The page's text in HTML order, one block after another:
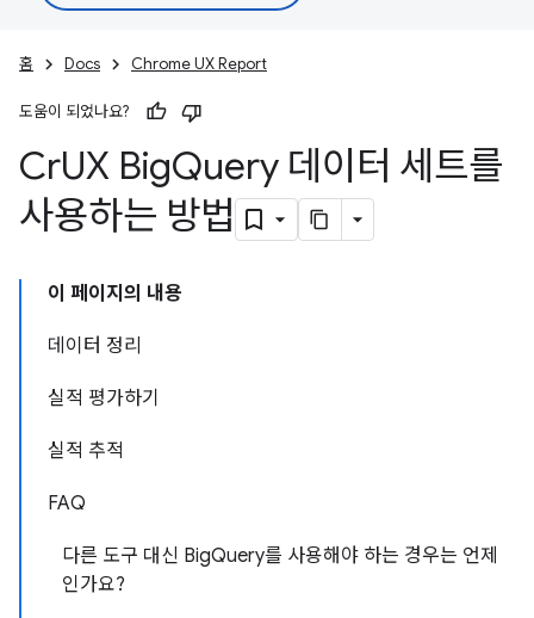
홈 Docs Chrome UX Report
도움이 되었나요?
CrUX BigQuery 데이터 세트를
사용하는 방법
이 페이지의 내용
데이터 정리
실적 평가하기
실적 추적
FAQ
다른 도구 대신 BigQuery를 사용해야 하는 경우는 언제
인가요?